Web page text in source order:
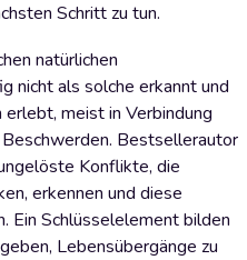
Schritt zu tun.
natürlichen
nicht als solche erkannt und
meist in Verbindung
Bestsellerautor
Konflikte, die
erkennen und diese
Ein Schlüsselelement bilden
Lebensübergänge zu